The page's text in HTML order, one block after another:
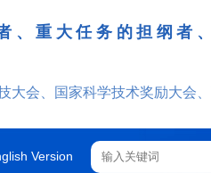
、重大任务的担纲者
会、国家科学技术奖励大会
Version